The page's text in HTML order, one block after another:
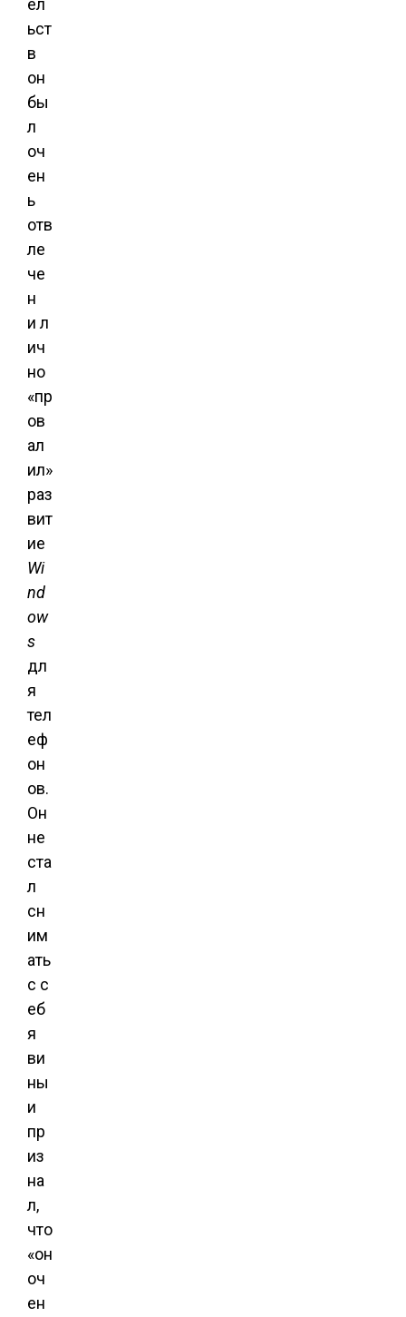
ел
ьст
в
он
бы
л
оч
ен
ь
отв
ле
че
н
и л
ич
но
«пр
ов
ал
ил»
раз
вит
ие
Wi
nd
ow
s
дл
я
тел
еф
он
ов.
Он
не
ста
л
сн
им
ать
с с
еб
я
ви
ны
и
пр
из
на
л,
что
«он
оч
ен